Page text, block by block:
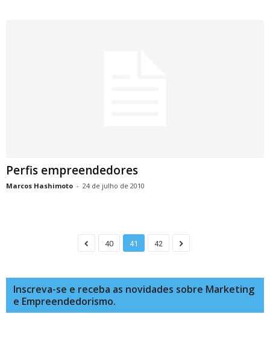
Perfis empreendedores
Marcos Hashimoto - 24 de julho de 2010
40 41 42
Inscreva-se e receba as novidades sobre Marketing
e Empreendedorismo.